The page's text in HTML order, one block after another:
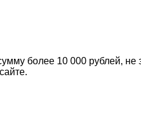
более 10 000 рублей,